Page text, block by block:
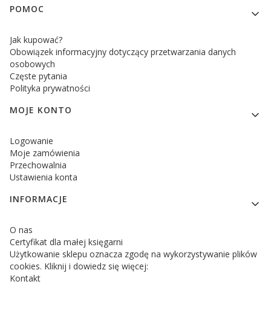
POMOC
Jak kupować?
Obowiązek informacyjny dotyczący przetwarzania danych
osobowych
Częste pytania
Polityka prywatności
MOJE KONTO
Logowanie
Moje zamówienia
Przechowalnia
Ustawienia konta
INFORMACJE
O nas
Certyfikat dla małej księgarni
Użytkowanie sklepu oznacza zgodę na wykorzystywanie plików
cookies. Kliknij i dowiedz się więcej:
Kontakt